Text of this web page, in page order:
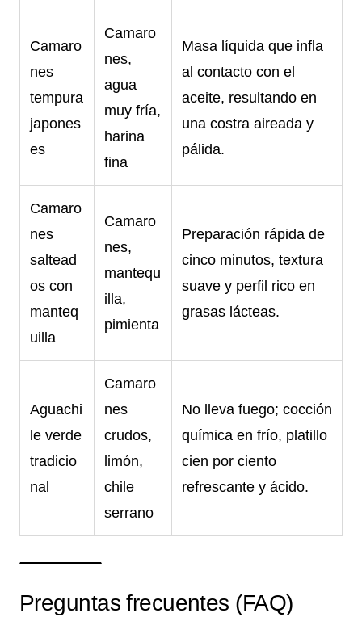
Camaro
nes
tempura
japones
es
Camaro
nes,
agua
muy fría,
harina
fina
Masa líquida que infla
al contacto con el
aceite, resultando en
una costra aireada y
pálida.
Camaro
nes
saltead
os con
manteq
uilla
Camaro
nes,
mantequ
illa,
pimienta
Preparación rápida de
cinco minutos, textura
suave y perfil rico en
grasas lácteas.
Aguachi
le verde
tradicio
nal
Camaro
nes
crudos,
limón,
chile
serrano
No lleva fuego; cocción
química en frío, platillo
cien por ciento
refrescante y ácido.
Preguntas frecuentes (FAQ)